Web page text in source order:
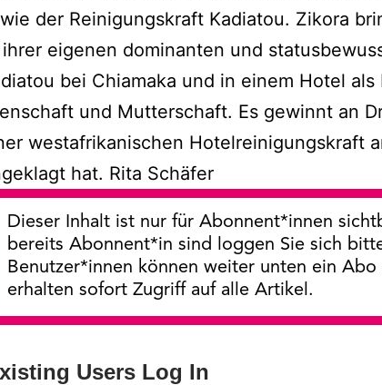
der Reinigungskraft Kadiatou. Zikora
eigenen dominanten und
bei Chiamaka und in einem Hotel
und Mutterschaft. Es gewinnt an
westafrikanischen Hotelreinigungskraft
hat. Rita Schäfer
Dieser Inhalt ist nur für Abonnent*innen
bereits Abonnent*in sind loggen Sie sich
Benutzer*innen können weiter unten ein Abo
erhalten sofort Zugriff auf alle Artikel.
Users Log In